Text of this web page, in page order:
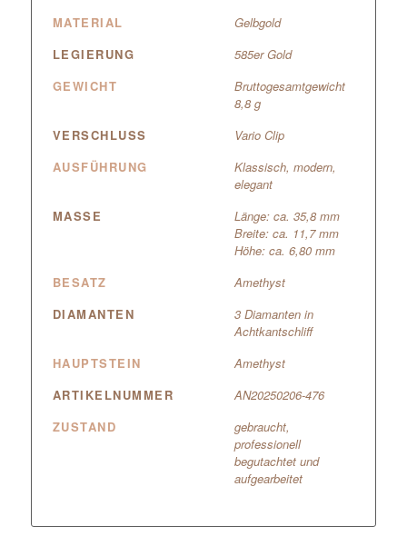
MATERIAL
Gelbgold
LEGIERUNG
585er Gold
GEWICHT
Bruttogesamtgewicht
8,8 g
VERSCHLUSS
Vario Clip
AUSFÜHRUNG
Klassisch, modern,
elegant
MASSE
Länge: ca. 35,8 mm
Breite: ca. 11,7 mm
Höhe: ca. 6,80 mm
BESATZ
Amethyst
DIAMANTEN
3 Diamanten in
Achtkantschliff
HAUPTSTEIN
Amethyst
ARTIKELNUMMER
AN20250206-476
ZUSTAND
gebraucht,
professionell
begutachtet und
aufgearbeitet